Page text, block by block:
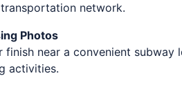
network.
Photos
finish near a convenient
activities.